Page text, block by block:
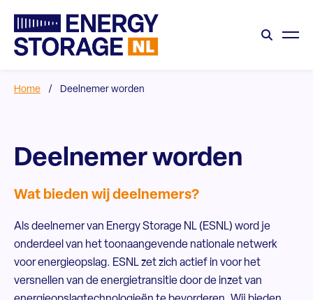
Home / Deelnemer worden
Deelnemer worden
Wat bieden wij deelnemers?
Als deelnemer van Energy Storage NL (ESNL) word je
onderdeel van het toonaangevende nationale netwerk
voor energieopslag. ESNL zet zich actief in voor het
versnellen van de energietransitie door de inzet van